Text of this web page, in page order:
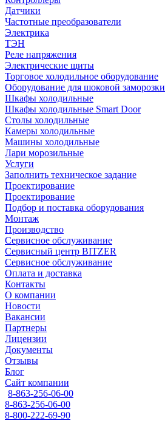
Датчики
Частотные преобразователи
Электрика
ТЭН
Реле напряжения
Электрические щиты
Торговое холодильное оборудование
Оборудование для шоковой заморозки
Шкафы холодильные
Шкафы холодильные Smart Door
Столы холодильные
Камеры холодильные
Машины холодильные
Лари морозильные
Услуги
Заполнить техническое задание
Проектирование
Проектирование
Подбор и поставка оборудования
Монтаж
Производство
Сервисное обслуживание
Сервисный центр BITZER
Сервисное обслуживание
Оплата и доставка
Контакты
О компании
Новости
Вакансии
Партнеры
Лицензии
Документы
Отзывы
Блог
Сайт компании
8-863-256-06-00
8-863-256-06-00
8-800-222-69-90